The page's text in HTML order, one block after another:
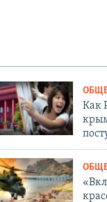
Как